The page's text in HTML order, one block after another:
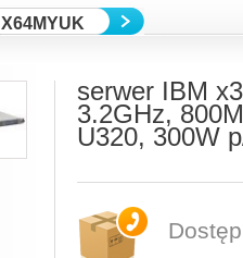
X64MYUK
serwer IBM
3.2GHz,
U320, 300W